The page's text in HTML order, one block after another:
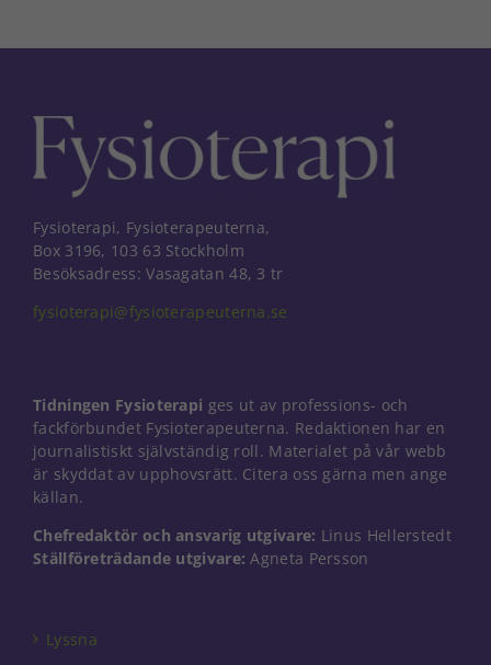
Fysioterapi, Fysioterapeuterna,
Box 3196, 103 63 Stockholm
Besöksadress: Vasagatan 48, 3 tr
fysioterapi@fysioterapeuterna.se
Tidningen Fysioterapi ges ut av professions- och
fackförbundet Fysioterapeuterna. Redaktionen har en
journalistiskt självständig roll. Materialet på vår webb
är skyddat av upphovsrätt. Citera oss gärna men ange
källan.
Chefredaktör och ansvarig utgivare: Linus Hellerstedt
Ställföreträdande utgivare: Agneta Persson
Lyssna
Nödvändiga